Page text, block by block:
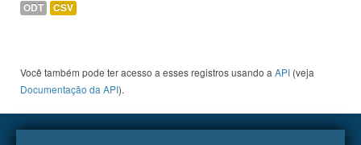
ODT CSV
Você também pode ter acesso a esses registros usando a API (veja
Documentação da API).